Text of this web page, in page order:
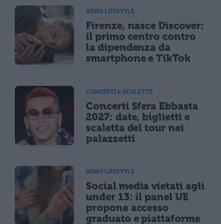
NEWS LIFESTYLE
Firenze, nasce Discover:
il primo centro contro
la dipendenza da
smartphone e TikTok
CONCERTI & SCALETTE
Concerti Sfera Ebbasta
2027: date, biglietti e
scaletta del tour nei
palazzetti
NEWS LIFESTYLE
Social media vietati agli
under 13: il panel UE
propone accesso
graduato e piattaforme